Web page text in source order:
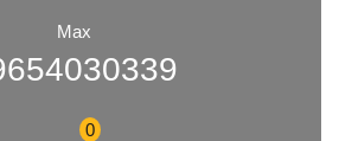
Max
0